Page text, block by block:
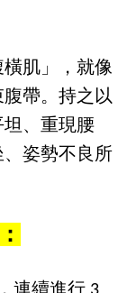
肌」，就像
帶。持之以
、重現腰
姿勢不良所